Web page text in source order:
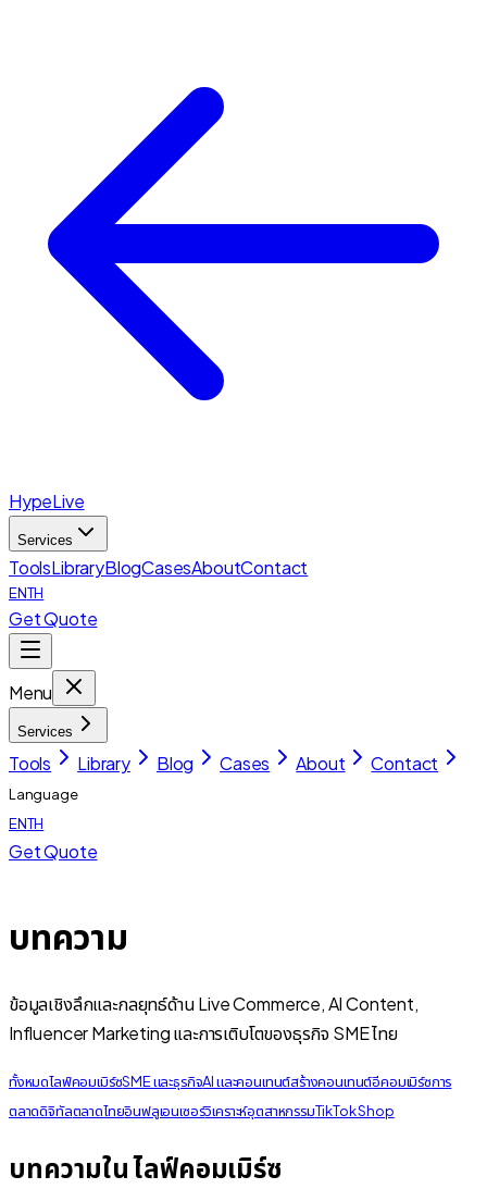
HypeLive
Services
ToolsLibraryBlogCasesAboutContact
ENTH
Get Quote
Menu
Services
Tools Library Blog Cases About Contact
Language
ENTH
Get Quote
บทความ
ข้อมูลเชิงลึกและกลยุทธ์ด้าน Live Commerce, AI Content,
Influencer Marketing และการเติบโตของธุรกิจ SME ไทย
ทั้งหมดไลฟ์คอมเมิร์ซSME และธุรกิจAI และคอนเทนต์สร้างคอนเทนต์อีคอมเมิร์ซการ
ตลาดดิจิทัลตลาดไทยอินฟลูเอนเซอร์วิเคราะห์อุตสาหกรรมTikTok Shop
บทความใน ไลฟ์คอมเมิร์ซ